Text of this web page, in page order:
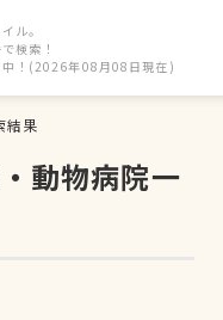
ル。
検索！
！(2026年08月08日現在)
結果
動物病院一